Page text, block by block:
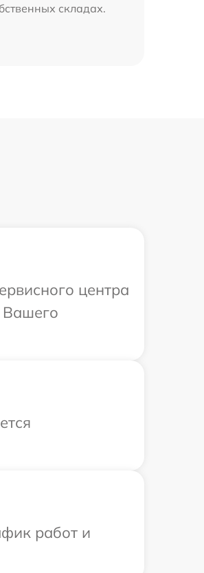
складах.
центра
Вашего
работ и